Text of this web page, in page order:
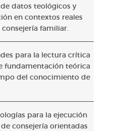
datos teológicos y
en contextos reales
familiar.
para la lectura crítica
fundamentación teórica
del conocimiento de
para la ejecución
consejería orientadas